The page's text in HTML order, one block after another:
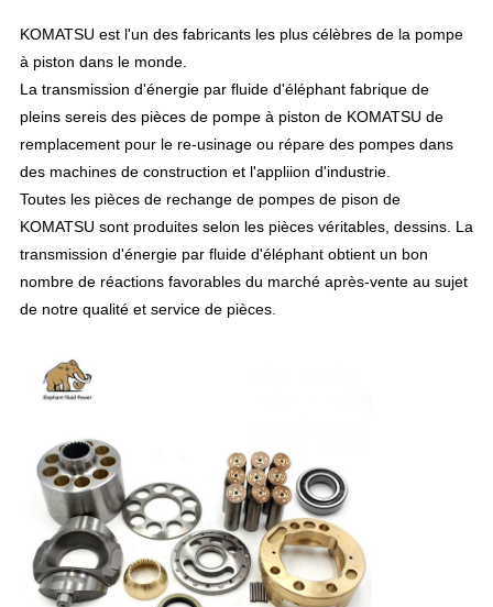
KOMATSU est l'un des fabricants les plus célèbres de la pompe
à piston dans le monde.
La transmission d'énergie par fluide d'éléphant fabrique de
pleins sereis des pièces de pompe à piston de KOMATSU de
remplacement pour le re-usinage ou répare des pompes dans
des machines de construction et l'appliion d'industrie.
Toutes les pièces de rechange de pompes de pison de
KOMATSU sont produites selon les pièces véritables, dessins. La
transmission d'énergie par fluide d'éléphant obtient un bon
nombre de réactions favorables du marché après-vente au sujet
de notre qualité et service de pièces.